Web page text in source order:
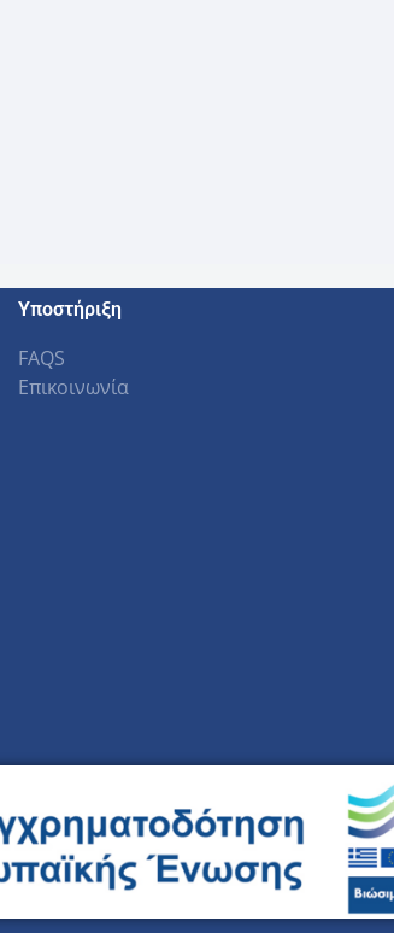
Υποστήριξη
FAQS
Επικοινωνία